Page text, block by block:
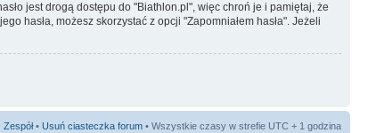
jest drogą dostępu do "Biathlon.pl", więc chroń je i pamiętaj, że
hasła, możesz skorzystać z opcji "Zapomniałem hasła". Jeżeli
Zespół• Usuń ciasteczka forum • Wszystkie czasy w strefie UTC + 1 godzina